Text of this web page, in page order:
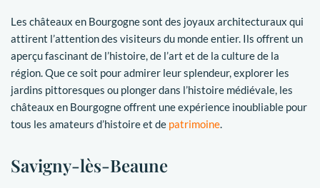
Les châteaux en Bourgogne sont des joyaux architecturaux qui
attirent l’attention des visiteurs du monde entier. Ils offrent un
aperçu fascinant de l’histoire, de l’art et de la culture de la
région. Que ce soit pour admirer leur splendeur, explorer les
jardins pittoresques ou plonger dans l’histoire médiévale, les
châteaux en Bourgogne offrent une expérience inoubliable pour
tous les amateurs d’histoire et de patrimoine.
Savigny-lès-Beaune